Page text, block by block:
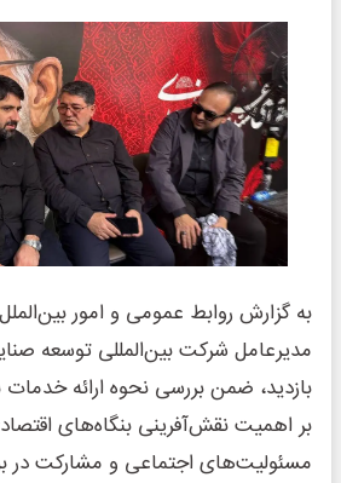
به گزارش روابط عمومی و امور بین‌الملل
مدیرعامل شرکت بین‌المللی توسعه
بازدید، ضمن بررسی نحوه ارائه خدمات
بر اهمیت نقش‌آفرینی بنگاه‌های
مسئولیت‌های اجتماعی و مشارکت در